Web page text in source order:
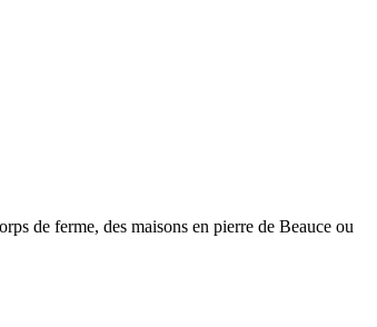
de ferme, des maisons en pierre de Beauce ou